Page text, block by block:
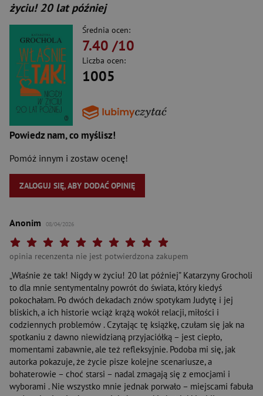
życiu! 20 lat później
Średnia ocen:
7.40 /10
Liczba ocen:
1005
Powiedz nam, co myślisz!
Pomóż innym i zostaw ocenę!
ZALOGUJ SIĘ, ABY DODAĆ OPINIĘ
Anonim 08/04/2026
Twoja ocena: Arcydzieło
Twoja ocena: Wybitna 9/10"
Twoja ocena: Rewelacyjna 8/10"
Twoja ocena: Bardzo dobra 7/10"
Twoja ocena: Dobra 6/10"
Twoja ocena: Przeciętna 5/10"
Twoja ocena: Może być 4/10"
Twoja ocena: Słaba 3/10"
Twoja ocena: Bardzo słaba 2/10"
Twoja ocena: Beznadziejna 1/10"
opinia recenzenta nie jest potwierdzona zakupem
„Właśnie że tak! Nigdy w życiu! 20 lat później” Katarzyny Grocholi
to dla mnie sentymentalny powrót do świata, który kiedyś
pokochałam. Po dwóch dekadach znów spotykam Judytę i jej
bliskich, a ich historie wciąż krążą wokół relacji, miłości i
codziennych problemów . Czytając tę książkę, czułam się jak na
spotkaniu z dawno niewidzianą przyjaciółką – jest ciepło,
momentami zabawnie, ale też refleksyjnie. Podoba mi się, jak
autorka pokazuje, że życie pisze kolejne scenariusze, a
bohaterowie – choć starsi – nadal zmagają się z emocjami i
wyborami . Nie wszystko mnie jednak porwało – miejscami fabuła